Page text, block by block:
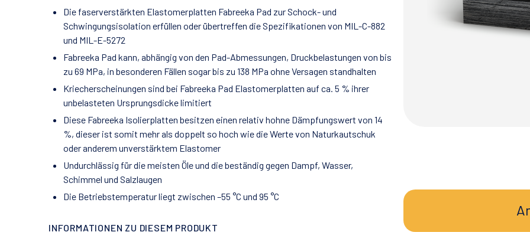
Die faserverstärkten Elastomerplatten Fabreeka Pad zur Schock- und
Schwingungsisolation erfüllen oder übertreffen die Spezifikationen von MIL-C-882
und MIL-E-5272
Fabreeka Pad kann, abhängig von den Pad-Abmessungen, Druckbelastungen von bis
zu 69 MPa, in besonderen Fällen sogar bis zu 138 MPa ohne Versagen standhalten
Kriecherscheinungen sind bei Fabreeka Pad Elastomerplatten auf ca. 5 % ihrer
unbelasteten Ursprungsdicke limitiert
Diese Fabreeka Isolierplatten besitzen einen relativ hohne Dämpfungswert von 14
%, dieser ist somit mehr als doppelt so hoch wie die Werte von Naturkautschuk
oder anderem unverstärktem Elastomer
Undurchlässig für die meisten Öle und die beständig gegen Dampf, Wasser,
Schimmel und Salzlaugen
Die Betriebstemperatur liegt zwischen –55 °C und 95 °C
INFORMATIONEN ZU DIESEM PRODUKT